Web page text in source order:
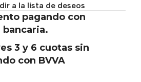
a la lista de deseos
pagando con
3 y 6 cuotas sin
con BVVA